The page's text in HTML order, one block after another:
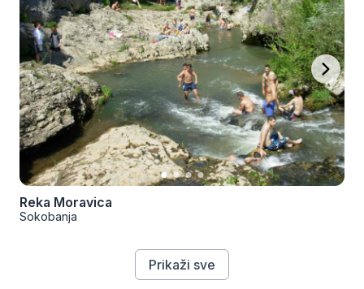
Reka Moravica
Sokobanja
Prikaži sve